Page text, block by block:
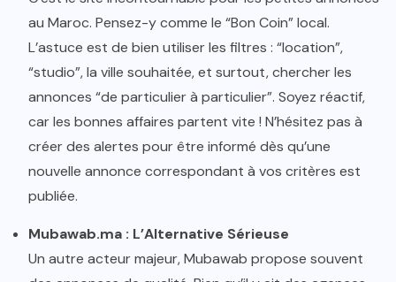
au Maroc. Pensez-y comme le “Bon Coin” local.
L’astuce est de bien utiliser les filtres : “location”,
“studio”, la ville souhaitée, et surtout, chercher les
annonces “de particulier à particulier”. Soyez réactif,
car les bonnes affaires partent vite ! N’hésitez pas à
créer des alertes pour être informé dès qu’une
nouvelle annonce correspondant à vos critères est
publiée.
Mubawab.ma : L’Alternative Sérieuse
Un autre acteur majeur, Mubawab propose souvent